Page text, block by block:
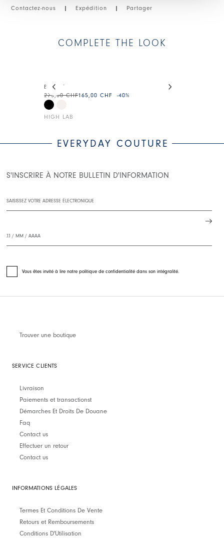
Contactez-nous | Expédition | Partager
COMPLETE THE LOOK
BLOAT
HIGH LAB
275,00 CHF165,00 CHF -40%
EVERYDAY COUTURE
S'INSCRIRE À NOTRE BULLETIN D'INFORMATION
Vous êtes invité à lire notre politique de confidentialité dans son intégralité.
Trouver une boutique
SERVICE CLIENTS
Livraison
Paiements et transactionst
Démarches Et Droits De Douane
Faq
Contact us
Effectuer un retour
Contact us
INFORMATIONS LÉGALES
Termes Et Conditions De Vente
Retours et Remboursements
Conditions D'Utilisation